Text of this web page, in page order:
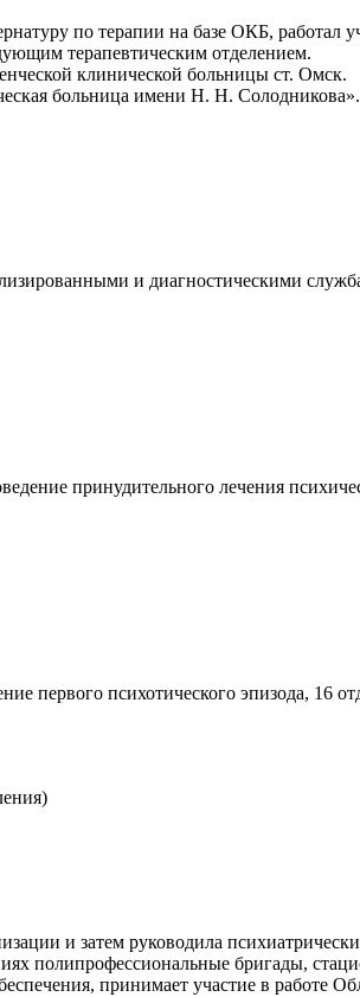
по терапии на базе ОКБ, работал
терапевтическим отделением.
клинической больницы ст. Омск.
больница имени Н. Н. Солодникова».
и диагностическими
принудительного лечения
первого психотического эпизода, 16
и затем руководила
полипрофессиональные бригады,
принимает участие в работе